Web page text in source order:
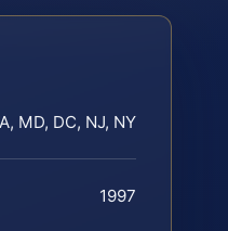
MD, DC, NJ, NY
1997